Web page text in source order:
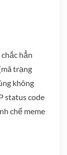
hẳn
trạng
không
status code
chế meme